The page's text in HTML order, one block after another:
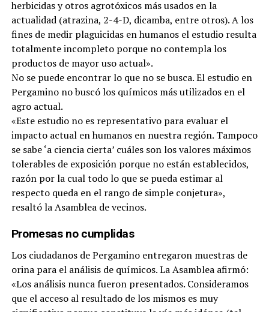
herbicidas y otros agrotóxicos más usados en la
actualidad (atrazina, 2-4-D, dicamba, entre otros). A los
fines de medir plaguicidas en humanos el estudio resulta
totalmente incompleto porque no contempla los
productos de mayor uso actual».
No se puede encontrar lo que no se busca. El estudio en
Pergamino no buscó los químicos más utilizados en el
agro actual.
«Este estudio no es representativo para evaluar el
impacto actual en humanos en nuestra región. Tampoco
se sabe ‘a ciencia cierta’ cuáles son los valores máximos
tolerables de exposición porque no están establecidos,
razón por la cual todo lo que se pueda estimar al
respecto queda en el rango de simple conjetura»,
resaltó la Asamblea de vecinos.
Promesas no cumplidas
Los ciudadanos de Pergamino entregaron muestras de
orina para el análisis de químicos. La Asamblea afirmó:
«Los análisis nunca fueron presentados. Consideramos
que el acceso al resultado de los mismos es muy